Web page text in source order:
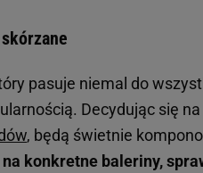
pasuje niemal do
Decydując się
, będą świetnie
konkretne baleriny,